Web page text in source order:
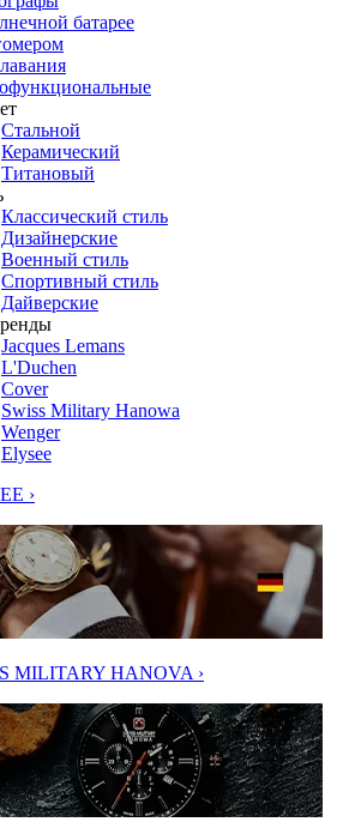
батарее
Стальной
Керамический
Титановый
Классический стиль
Дизайнерские
Военный стиль
Спортивный стиль
Дайверские
Jacques Lemans
L'Duchen
Cover
Swiss Military Hanowa
Wenger
Elysee
›
MILITARY HANOVA ›